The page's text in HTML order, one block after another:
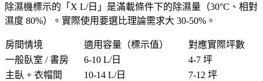
除濕機標示的「 X L/日 」是滿載條件下的除濕量 （30°C、相對
濕度 80%）。實際使用要選比理論需求大 30-50% 。
房間情境 適用容量（標示值）
對應實際坪數
一般臥室 / 書房
6-10 L/日
4-7 坪
主臥 + 衣帽間
10-14 L/日
7-12 坪